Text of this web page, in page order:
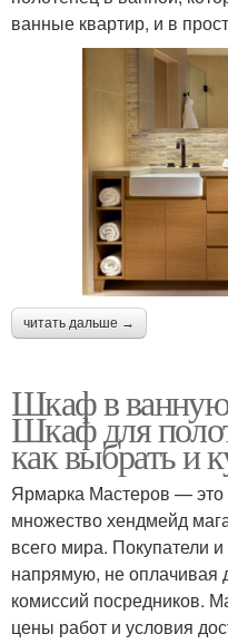
ванные квартир, и в
читать дальше →
Шкаф в ванную
Шкаф для
как выбрать и
Ярмарка Мастеров —
множество хендмейд
всего мира. Покупатели
напрямую, не оплачивая
комиссий посредников.
цены работ и условия